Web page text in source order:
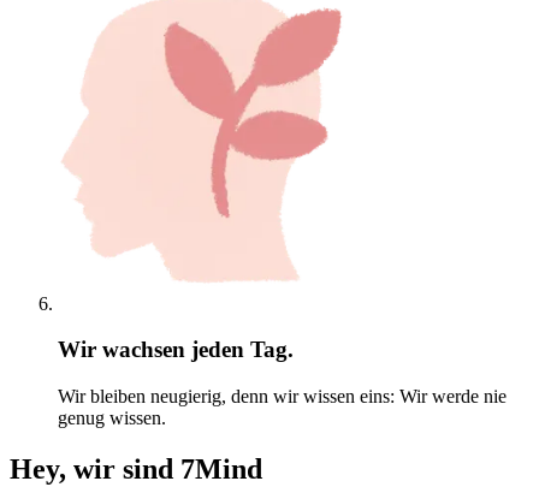
Wir wachsen jeden Tag.
Wir bleiben neugierig, denn wir wissen eins: Wir werde nie
genug wissen.
Hey, wir sind 7Mind